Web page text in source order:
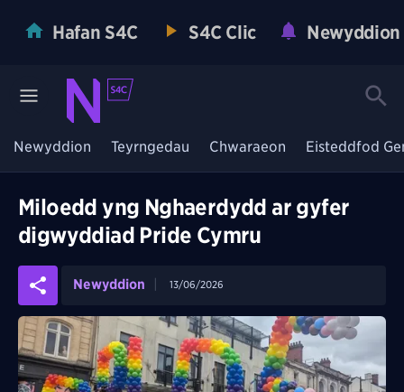
Hafan S4C S4C Clic Newyddion
Newyddion Teyrngedau Chwaraeon Eisteddfod
Miloedd yng Nghaerdydd ar gyfer
digwyddiad Pride Cymru
Newyddion 13/06/2026